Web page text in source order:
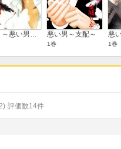
恥辱 ～悪い男～【電子単行本】 悪い男～支配～
1巻 1巻
) 評価数14件